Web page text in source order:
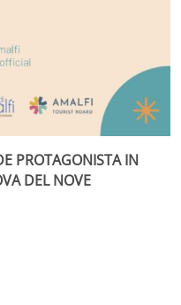
PROTAGONISTA IN
DEL NOVE